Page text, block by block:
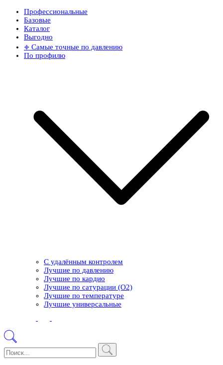
Профессиональные
Базовые
Каталог
Выгодно
𖦏 Самые точные по давлению
По профилю
С удалённым контролем
Лучшие по давлению
Лучшие по кардио
Лучшие по сатурации (О2)
Лучшие по температуре
Лучшие универсальные